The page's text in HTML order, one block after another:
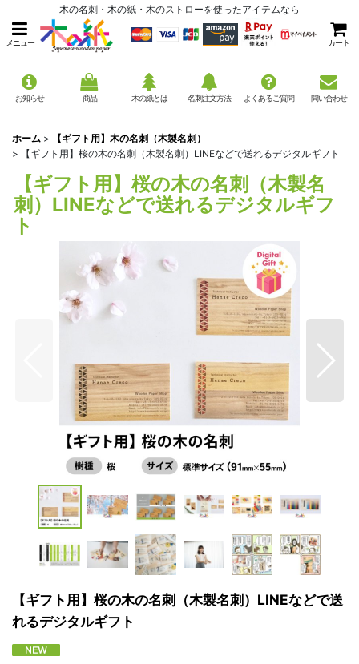
木の名刺・木の紙・木のストローを使ったアイテムなら
メニュー カート
お知らせ 商品 木の紙とは 名刺注文方法 よくあるご質問 問い合わせ
ホーム >
【ギフト用】木の名刺（木製名刺）
>
【ギフト用】桜の木の名刺（木製名刺）LINEなどで送れるデジタルギフト
【ギフト用】桜の木の名刺（木製名
刺）LINEなどで送れるデジタルギフ
ト
【ギフト用】桜の木の名刺（木製名刺）LINEなどで送
れるデジタルギフト